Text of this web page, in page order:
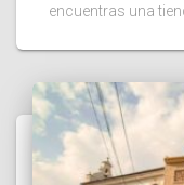
encuentras una